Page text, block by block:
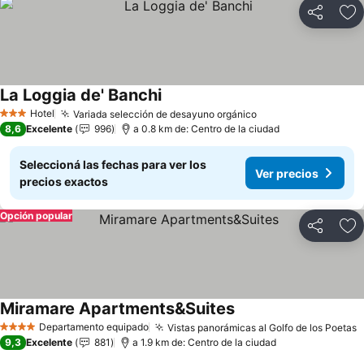
Compartir
3 Estrellas
Hotel Variada selección de desayuno orgánicoVer precios
La Loggia de' BanchiVer precios
8,6 Excelente 996 a 0.8 km de: Centro de la ciudad
Seleccioná las fechas para ver los
precios exactos
Ver precios
Compartir
Opción popular
4 EstrellasDepartamento equipado Vistas panorámicas al Golfo de los Poetas
Miramare Apartments&SuitesVer precios
9,3 Excelente 881 a 1.9 km de: Centro de la ciudad